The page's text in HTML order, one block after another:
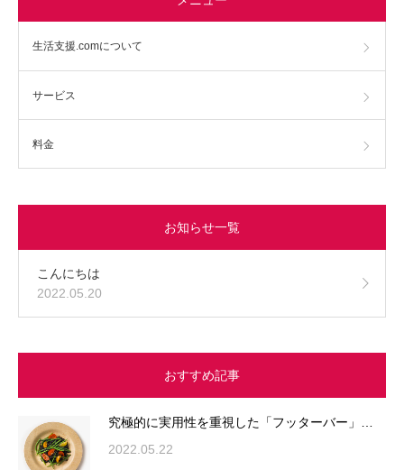
生活支援.comについて
サービス
料金
お知らせ一覧
こんにちは
2022.05.20
おすすめ記事
究極的に実用性を重視した「フッターバー」…
2022.05.22